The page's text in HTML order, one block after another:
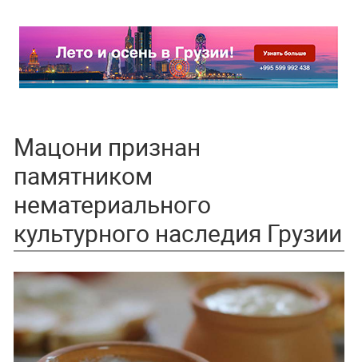
Мацони признан
памятником
нематериального
культурного наследия Грузии